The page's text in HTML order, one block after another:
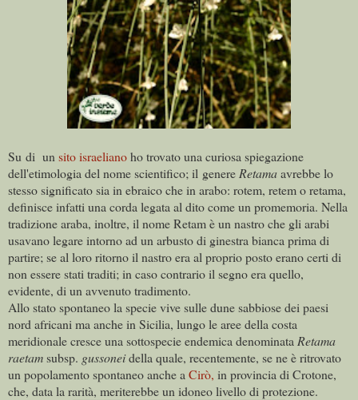
Su di un sito israelianoho trovato una curiosa spiegazione
dell'etimologia del nome scientifico; il genere Retamaavrebbe lo
stesso significato sia in ebraico che in arabo: rotem, retem o retama,
definisce infatti una corda legata al dito come un promemoria. Nella
tradizione araba, inoltre, il nome Retam è un nastro che gli arabi
usavano legare intorno ad un arbusto di ginestra bianca prima di
partire; se al loro ritorno il nastro era al proprio posto erano certi di
non essere stati traditi; in caso contrario il segno era quello,
evidente, di un avvenuto tradimento.
Allo stato spontaneo la specie vive sulle dune sabbiose dei paesi
nord africani ma anche in Sicilia, lungo le aree della costa
meridionale cresce una sottospecie endemica denominata Retama
raetamsubsp. gussoneidella quale, recentemente, se ne è ritrovato
un popolamento spontaneo anche a Cirò, in provincia di Crotone,
che, data la rarità, meriterebbe un idoneo livello di protezione.